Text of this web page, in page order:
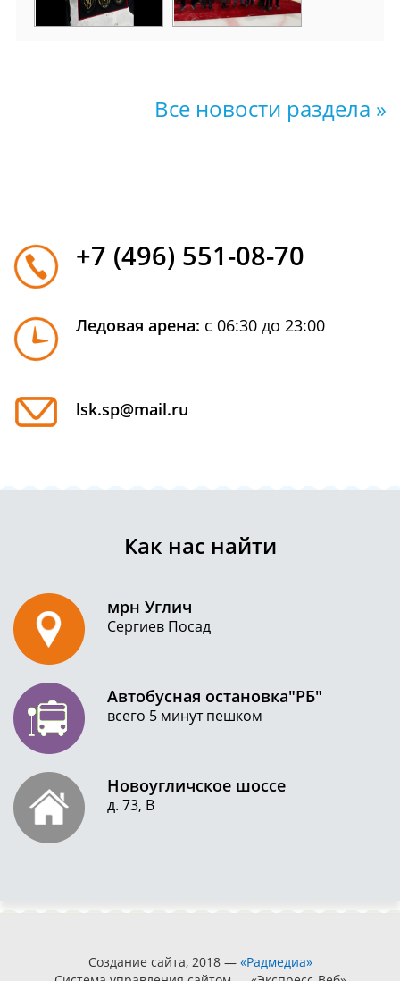
Все новости раздела »
+7 (496) 551-08-70
Ледовая арена: с 06:30 до 23:00
lsk.sp@mail.ru
Как нас найти
мрн Углич
Сергиев Посад
Автобусная остановка"РБ"
всего 5 минут пешком
Новоугличское шоссе
д. 73, В
Создание сайта, 2018 — «Радмедиа»